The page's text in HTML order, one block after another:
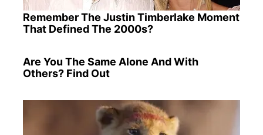
Remember The Justin Timberlake Moment
That Defined The 2000s?
Are You The Same Alone And With
Others? Find Out